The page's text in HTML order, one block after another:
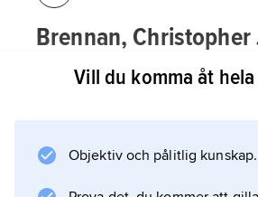
Brennan, Christopher
1932, australisk poet.
en kosmopolitisk och
Vill du komma åt
Objektiv och pålitlig kunskap.